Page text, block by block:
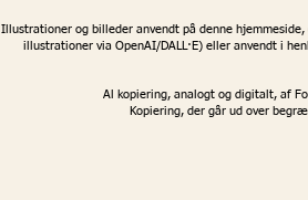
Illustrationer og billeder anvendt på denne
illustrationer via OpenAI/DALL·E) eller anvendt i
Al kopiering, analogt og digitalt, af
Kopiering, der går ud over